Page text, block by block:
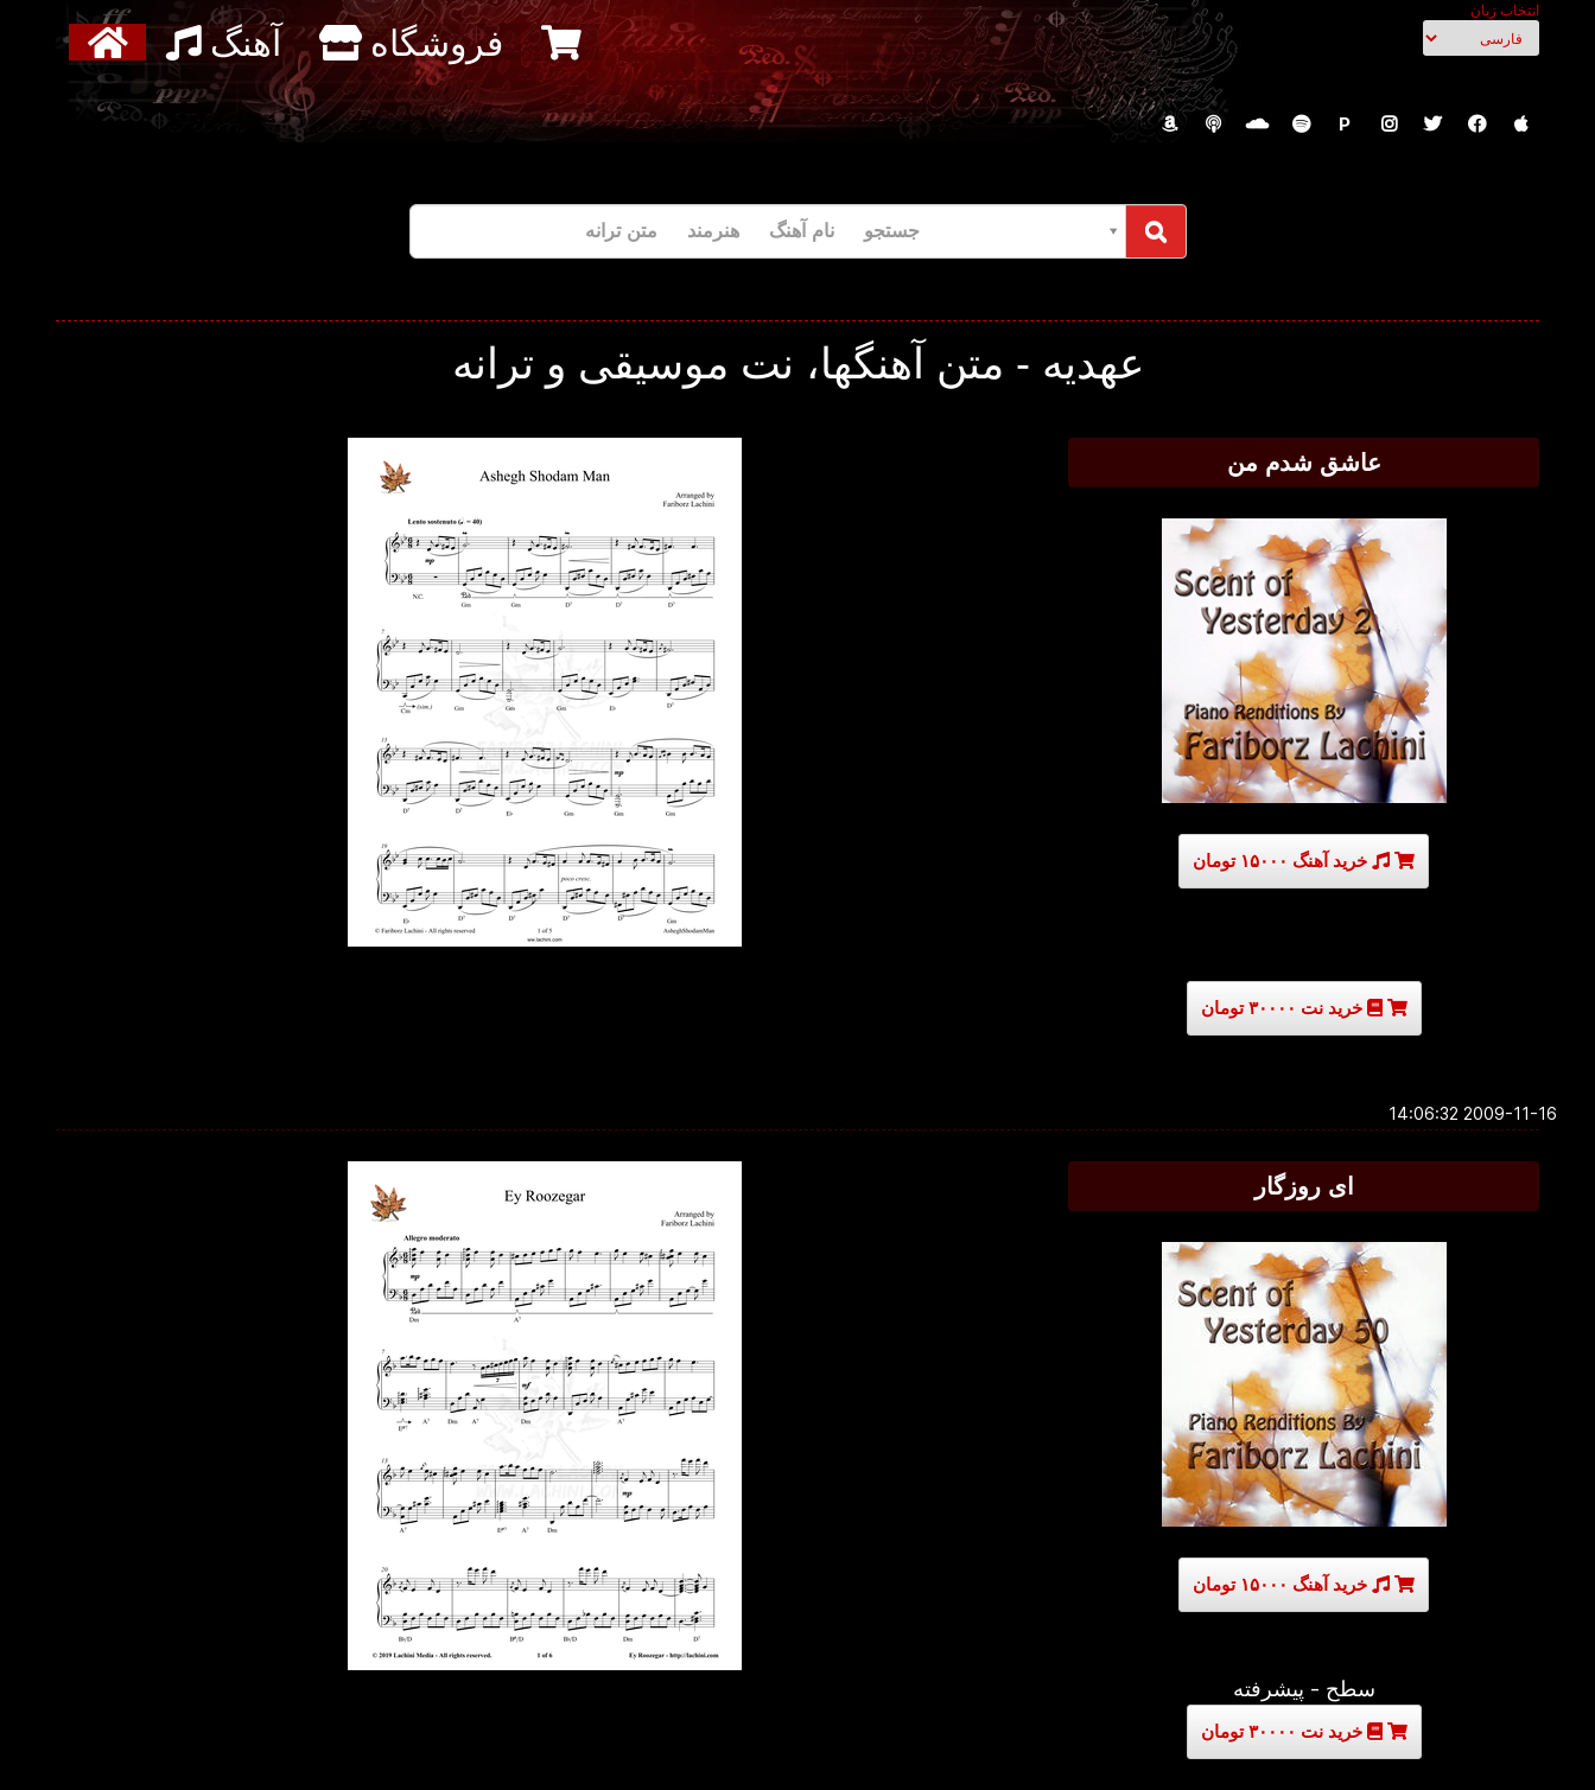
انتخاب زبان
آهنگ فروشگاه
P
جستجو نام آهنگ هنرمند متن ترانه
عهدیه - متن آهنگها، نت موسیقی و ترانه
عاشق شدم من
خرید آهنگ ۱۵۰۰۰ تومان
خرید نت ۳۰۰۰۰ تومان
2009-11-16 14:06:32
ای روزگار
خرید آهنگ ۱۵۰۰۰ تومان
سطح - پیشرفته
خرید نت ۳۰۰۰۰ تومان